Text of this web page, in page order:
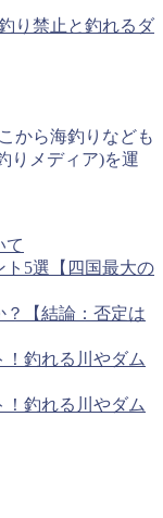
から海釣りなども
りメディア)を運
て
ト5選【四国最大の
？【結論：否定は
釣れる川やダム
釣れる川やダム